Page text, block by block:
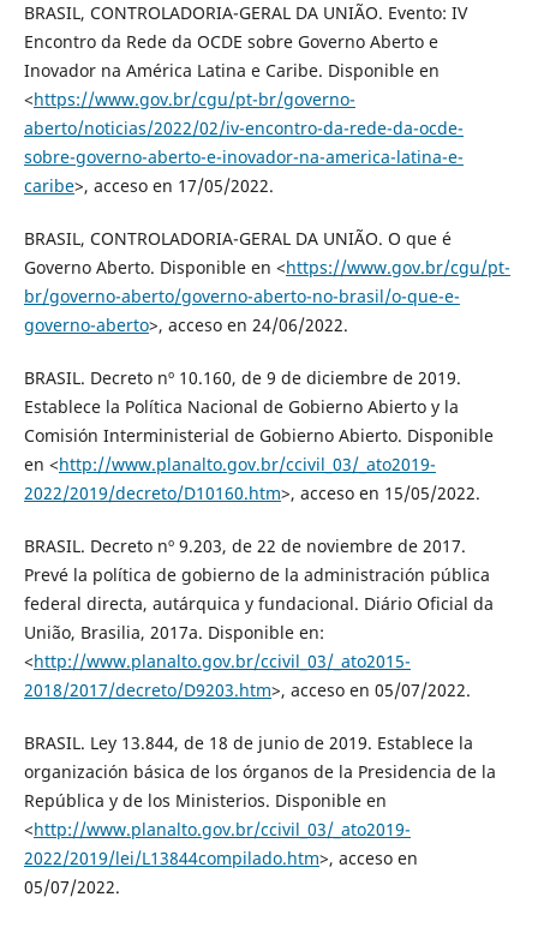
BRASIL, CONTROLADORIA-GERAL DA UNIÃO. Evento: IV
Encontro da Rede da OCDE sobre Governo Aberto e
Inovador na América Latina e Caribe. Disponible en
<https://www.gov.br/cgu/pt-br/governo-
aberto/noticias/2022/02/iv-encontro-da-rede-da-ocde-
sobre-governo-aberto-e-inovador-na-america-latina-e-
caribe>, acceso en 17/05/2022.
BRASIL, CONTROLADORIA-GERAL DA UNIÃO. O que é
Governo Aberto. Disponible en <https://www.gov.br/cgu/pt-
br/governo-aberto/governo-aberto-no-brasil/o-que-e-
governo-aberto>, acceso en 24/06/2022.
BRASIL. Decreto nº 10.160, de 9 de diciembre de 2019.
Establece la Política Nacional de Gobierno Abierto y la
Comisión Interministerial de Gobierno Abierto. Disponible
en <http://www.planalto.gov.br/ccivil_03/_ato2019-
2022/2019/decreto/D10160.htm>, acceso en 15/05/2022.
BRASIL. Decreto nº 9.203, de 22 de noviembre de 2017.
Prevé la política de gobierno de la administración pública
federal directa, autárquica y fundacional. Diário Oficial da
União, Brasilia, 2017a. Disponible en:
<http://www.planalto.gov.br/ccivil_03/_ato2015-
2018/2017/decreto/D9203.htm>, acceso en 05/07/2022.
BRASIL. Ley 13.844, de 18 de junio de 2019. Establece la
organización básica de los órganos de la Presidencia de la
República y de los Ministerios. Disponible en
<http://www.planalto.gov.br/ccivil_03/_ato2019-
2022/2019/lei/L13844compilado.htm>, acceso en
05/07/2022.